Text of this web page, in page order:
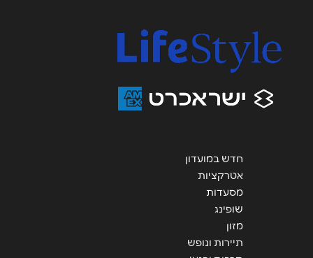
אנא חזרו אלי בקשר ל...
חדש במועדון
אטרקציות
מסעדות
שופינג
מזון
תיירות ונופש